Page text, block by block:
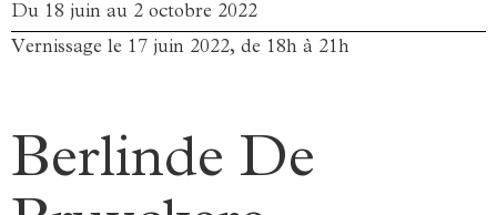
Du 18 juin au 2 octobre 2022
Vernissage le 17 juin 2022, de 18h à 21h
Berlinde De